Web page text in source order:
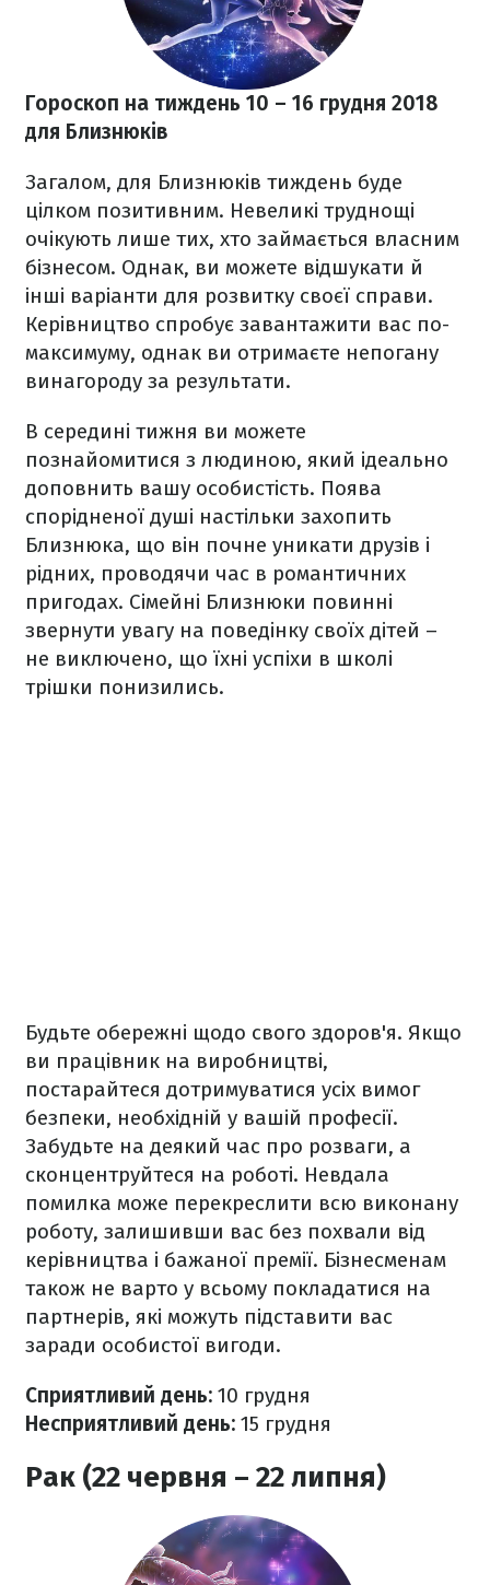
Гороскоп на тиждень 10 – 16 грудня 2018
для Близнюків
Загалом, для Близнюків тиждень буде
цілком позитивним. Невеликі труднощі
очікують лише тих, хто займається власним
бізнесом. Однак, ви можете відшукати й
інші варіанти для розвитку своєї справи.
Керівництво спробує завантажити вас по-
максимуму, однак ви отримаєте непогану
винагороду за результати.
В середині тижня ви можете
познайомитися з людиною, який ідеально
доповнить вашу особистість. Поява
спорідненої душі настільки захопить
Близнюка, що він почне уникати друзів і
рідних, проводячи час в романтичних
пригодах. Сімейні Близнюки повинні
звернути увагу на поведінку своїх дітей –
не виключено, що їхні успіхи в школі
трішки понизились.
Будьте обережні щодо свого здоров'я. Якщо
ви працівник на виробництві,
постарайтеся дотримуватися усіх вимог
безпеки, необхідній у вашій професії.
Забудьте на деякий час про розваги, а
сконцентруйтеся на роботі. Невдала
помилка може перекреслити всю виконану
роботу, залишивши вас без похвали від
керівництва і бажаної премії. Бізнесменам
також не варто у всьому покладатися на
партнерів, які можуть підставити вас
заради особистої вигоди.
Сприятливий день: 10 грудня
Несприятливий день: 15 грудня
Рак (22 червня – 22 липня)